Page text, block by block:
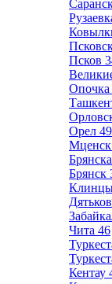
Псков
Опочка
Орел 49
Мценск
Брянск
Чита 46
Кентау